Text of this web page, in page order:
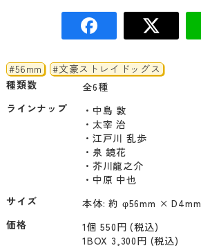
#56mm
#文豪ストレイドッグス
種類数
全6種
ラインナップ
・中島 敦
・太宰 治
・江戸川 乱歩
・泉 鏡花
・芥川龍之介
・中原 中也
サイズ
本体: 約 φ56mm × D4mm
価格
1個 550円 (税込)
1BOX 3,300円 (税込)